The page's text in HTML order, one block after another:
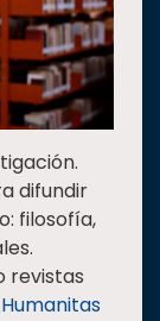
difundir
filosofía,
revistas
Humanitas